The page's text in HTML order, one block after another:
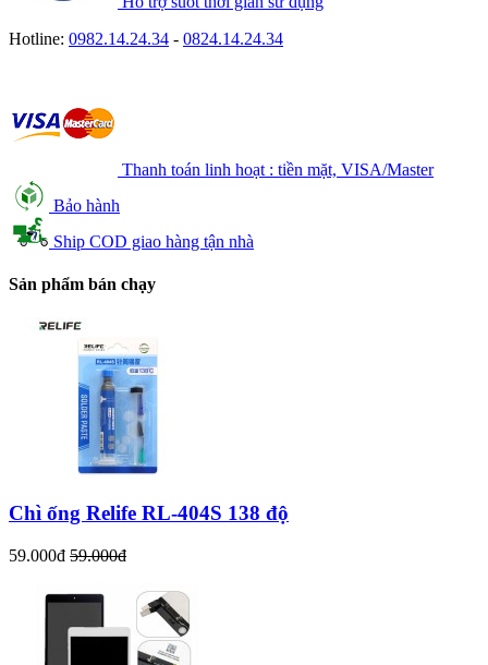
Hotline: 0982.14.24.34 - 0824.14.24.34
Thanh toán linh hoạt : tiền mặt, VISA/Master
Bảo hành
Ship COD giao hàng tận nhà
Sản phẩm bán chạy
Chì ống Relife RL-404S 138 độ
59.000đ 59.000đ